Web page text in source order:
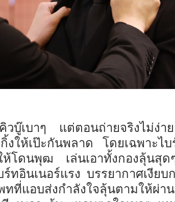
วบู๊เบาๆ แต่ตอนถ่ายจริงไม่ง่า
ให้เป๊ะกันพลาด โดยเฉพาะไ
ให้โดนพุฒ เล่นเอาทั้งกองลุ้นสุ
ร์ทอินเนอร์แรง บรรยากาศเงีย
ที่แอบส่งกำลังใจลุ้นตามให้ผ่า